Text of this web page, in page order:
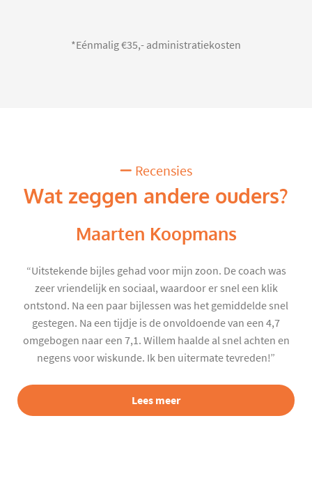
*Eénmalig €35,- administratiekosten
Recensies
Wat zeggen andere ouders?
Maarten Koopmans
“Uitstekende bijles gehad voor mijn zoon. De coach was
zeer vriendelijk en sociaal, waardoor er snel een klik
ontstond. Na een paar bijlessen was het gemiddelde snel
gestegen. Na een tijdje is de onvoldoende van een 4,7
omgebogen naar een 7,1. Willem haalde al snel achten en
negens voor wiskunde. Ik ben uitermate tevreden!”
Lees meer